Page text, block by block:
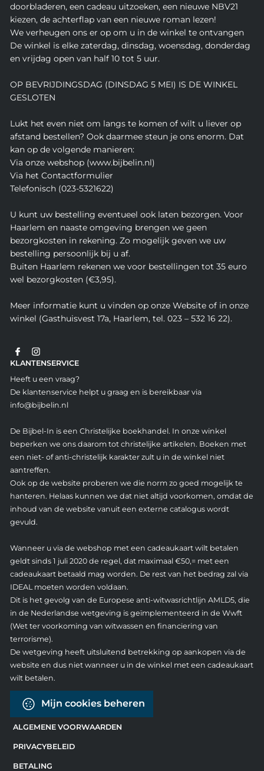
doorbladeren, een cadeau uitzoeken, een nieuwe NBV21
kiezen, de achterflap van een nieuwe roman lezen!
We verheugen ons er op om u in de winkel te ontvangen
De winkel is elke zaterdag, dinsdag, woensdag, donderdag
en vrijdag open van half 10 tot 5 uur.
OP BEVRIJDINGSDAG (DINSDAG 5 MEI) IS DE WINKEL
GESLOTEN
Lukt het even niet om langs te komen of wilt u liever op
afstand bestellen? Ook daarmee steun je ons enorm. Dat
kan op de volgende manieren:
Via onze webshop (www.bijbelin.nl)
Via het Contactformulier
Telefonisch (023-5321622)
U kunt uw bestelling eventueel ook laten bezorgen. Voor
Haarlem en naaste omgeving brengen we geen
bezorgkosten in rekening. Zo mogelijk geven we uw
bestelling persoonlijk bij u af.
Buiten Haarlem rekenen we voor bestellingen tot 35 euro
wel bezorgkosten (€3,95).
Meer informatie kunt u vinden op onze Website of in onze
winkel (Gasthuisvest 17a, Haarlem, tel. 023 – 532 16 22).
KLANTENSERVICE
Heeft u een vraag?
De klantenservice helpt u graag en is bereikbaar via
info@bijbelin.nl
De Bijbel-In is een Christelijke boekhandel. In onze winkel
beperken we ons daarom tot christelijke artikelen. Boeken met
een niet- of anti-christelijk karakter zult u in de winkel niet
aantreffen.
Ook op de website proberen we die norm zo goed mogelijk te
hanteren. Helaas kunnen we dat niet altijd voorkomen, omdat de
inhoud van de website vanuit een externe catalogus wordt
gevuld.
Wanneer u via de webshop met een cadeaukaart wilt betalen
geldt sinds 1 juli 2020 de regel, dat maximaal €50,= met een
cadeaukaart betaald mag worden. De rest van het bedrag zal via
IDEAL moeten worden voldaan.
Dit is het gevolg van de Europese anti-witwasrichtlijn AMLD5, die
in de Nederlandse wetgeving is geïmplementeerd in de Wwft
(Wet ter voorkoming van witwassen en financiering van
terrorisme).
De wetgeving heeft uitsluitend betrekking op aankopen via de
website en dus niet wanneer u in de winkel met een cadeaukaart
wilt betalen.
Mijn cookies beheren
ALGEMENE VOORWAARDEN
PRIVACYBELEID
BETALING